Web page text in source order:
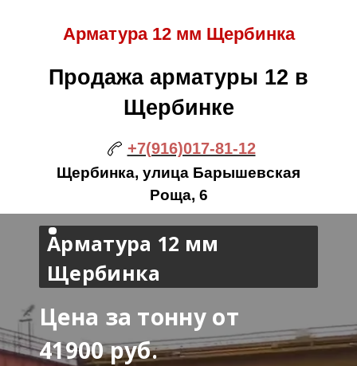
Арматура 12 мм Щербинка
Продажа арматуры 12 в
Щербинке
+7(916)017-81-12
Щербинка, улица Барышевская
Роща, 6
Арматура 12 мм
Щербинка
Цена за тонну от
41900 руб.